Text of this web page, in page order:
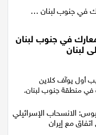
في جنوب لبنان
لبنان
أول يوآف كلاين
في منطقة جنوب لبنان.